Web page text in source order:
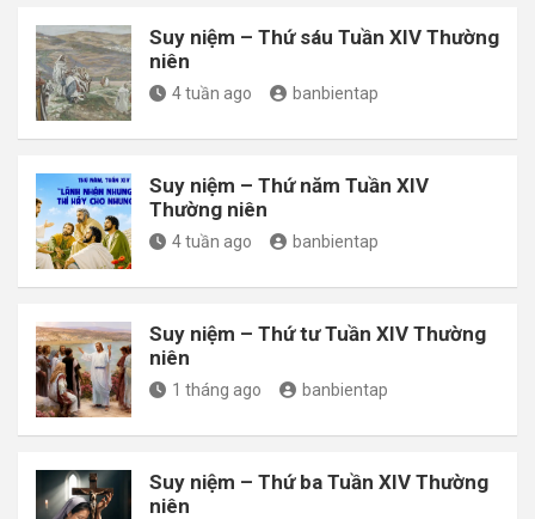
Suy niệm – Thứ sáu Tuần XIV Thường
niên
4 tuần ago banbientap
Suy niệm – Thứ năm Tuần XIV
Thường niên
4 tuần ago banbientap
Suy niệm – Thứ tư Tuần XIV Thường
niên
1 tháng ago banbientap
Suy niệm – Thứ ba Tuần XIV Thường
niên